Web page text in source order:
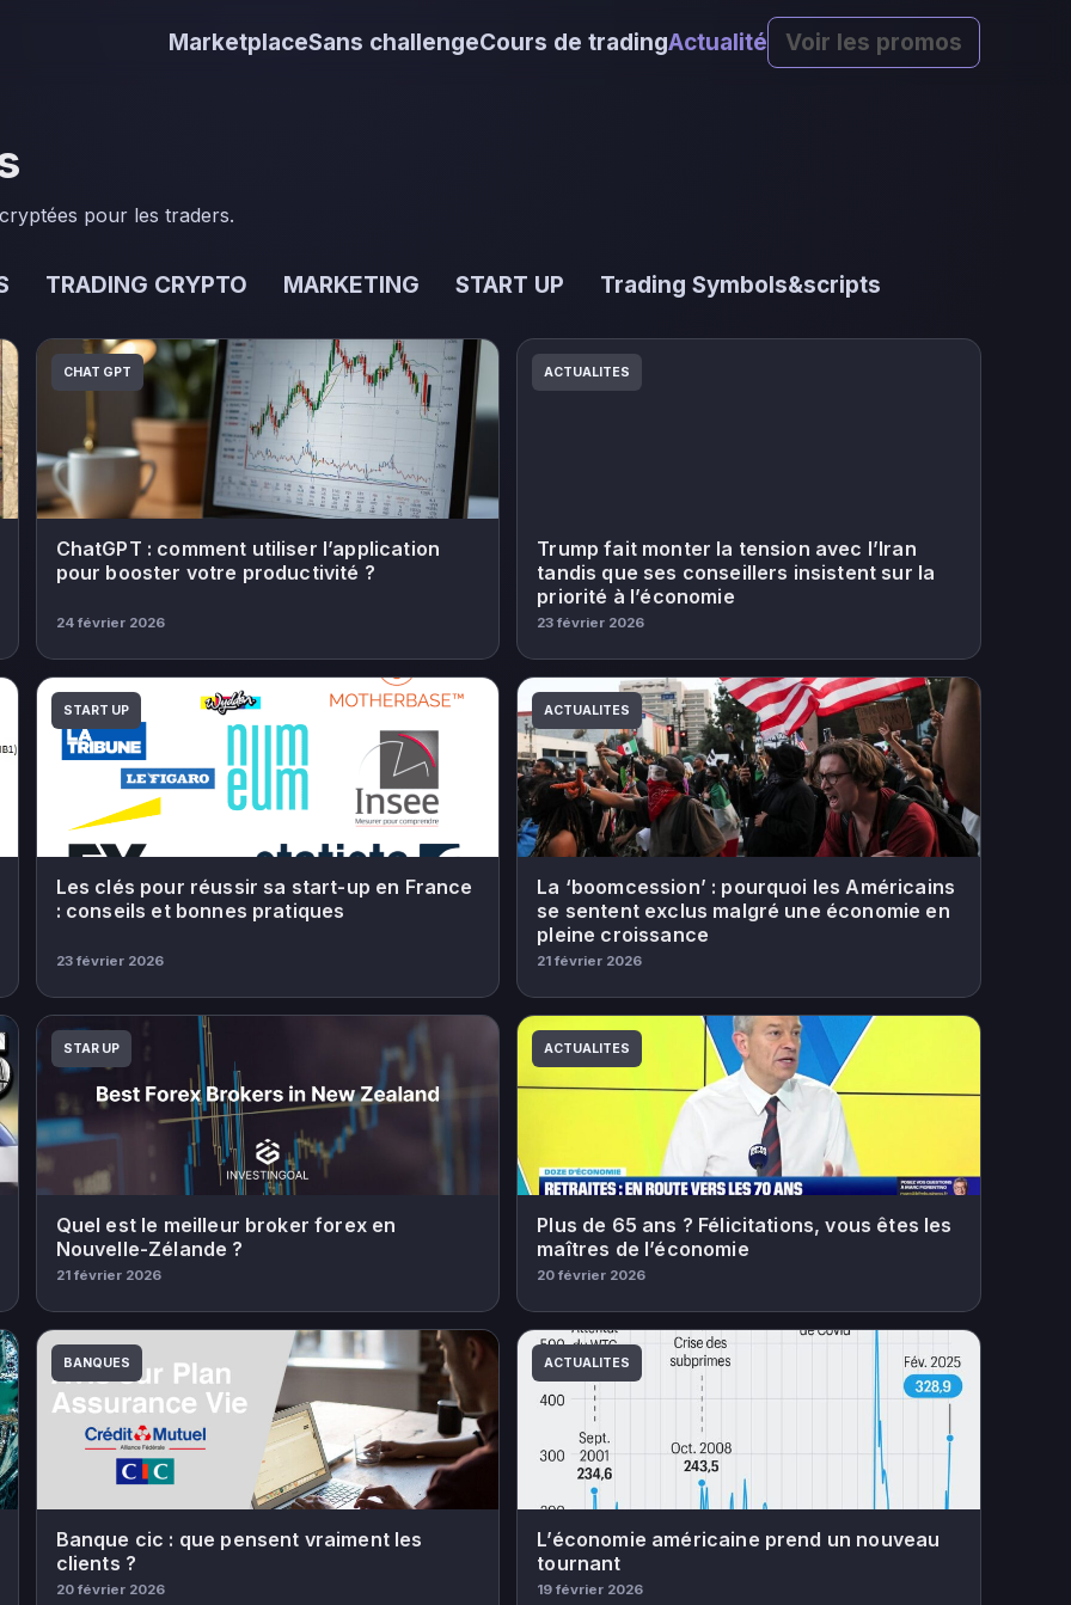
MarketplaceSans challengeCours de tradingActualité Voir les promos
pour les traders.
TRADING CRYPTO MARKETING START UP Trading Symbols&scripts
CHAT GPT
ChatGPT : comment utiliser l’application
pour booster votre productivité ?
24 février 2026
ACTUALITES
Trump fait monter la tension avec l’Iran
tandis que ses conseillers insistent sur la
priorité à l’économie
23 février 2026
START UP
Les clés pour réussir sa start-up en France
: conseils et bonnes pratiques
23 février 2026
ACTUALITES
La ‘boomcession’ : pourquoi les Américains
se sentent exclus malgré une économie en
pleine croissance
21 février 2026
STAR UP
Quel est le meilleur broker forex en
Nouvelle-Zélande ?
21 février 2026
ACTUALITES
Plus de 65 ans ? Félicitations, vous êtes les
maîtres de l’économie
20 février 2026
BANQUES
Banque cic : que pensent vraiment les
clients ?
20 février 2026
ACTUALITES
L’économie américaine prend un nouveau
tournant
19 février 2026